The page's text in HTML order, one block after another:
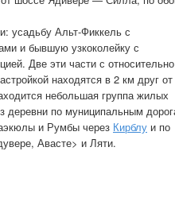
усадьбу Альт-Фиккель с
и бывшую узкоколейку с
Две эти части с относительно
находятся в 2 км друг от
небольшая группа жилых
деревни по муниципальным
и Румбы через Кирблу и по
Авасте> и Ляти.